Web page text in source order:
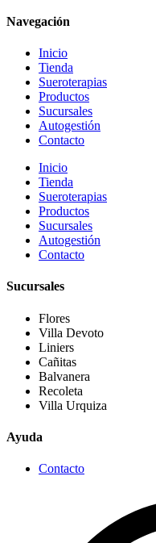
Navegación
Inicio
Tienda
Sueroterapias
Productos
Sucursales
Autogestión
Contacto
Inicio
Tienda
Sueroterapias
Productos
Sucursales
Autogestión
Contacto
Sucursales
Flores
Villa Devoto
Liniers
Cañitas
Balvanera
Recoleta
Villa Urquiza
Ayuda
Contacto